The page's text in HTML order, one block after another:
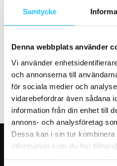
Samtycke
Denna webbplats använder
Vi använder
och annonserna till
för sociala medier och
vidarebefordrar även sådana
information från din enhet till
annons- och analysföretag
Dessa kan i sin tur
information som du har
Emmy Häggkvist ny
Sverige
VÅRA FAVORITER